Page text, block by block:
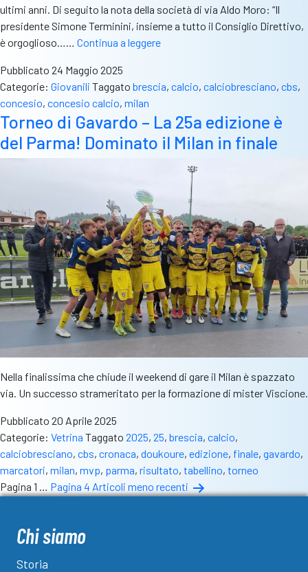
ultimi anni. Di seguito la nota della società di via Aldo Moro: “Il
presidente Simone Terminini, insieme a tutto il Consiglio Direttivo,
è orgoglioso…… Continua a leggereConcesio,
con
Milan
a
luglio
Pubblicato 24 Maggio 2025
Categorie: Giovanili Taggato brescia, calcio, calciobresciano, cbs,
concesio, concesio calcio, milan
Torneo di Gavardo – La 25a edizione è
del Parma! Dominato il Milan in finale
Nella finalissima che chiude il weekend di gare il Milan è spazzato
via. Un successo strameritato per la formazione di mister Viscione.
Pubblicato 20 Aprile 2025
Categorie: Vetrina Taggato 2025, 25, brescia, calcio,
calciobresciano, cbs, cronaca, doukoure, edizione, finale, gavardo,
marcatori, milan, mvp, parma, risultato, tabellino, torneo
Paginazione
articoli
Pagina 1 … Pagina 4 Articoli meno recenti
Chi siamo
Storia